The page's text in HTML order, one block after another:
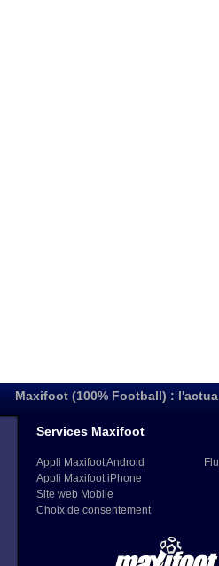
Maxifoot (100% Football) :
Services Maxifoot
Appli Maxifoot Android
Appli Maxifoot iPhone
Site web Mobile
Choix de consentement